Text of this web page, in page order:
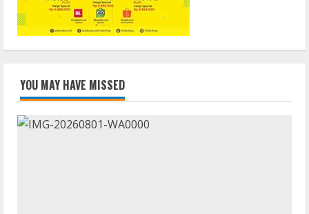
YOU MAY HAVE MISSED